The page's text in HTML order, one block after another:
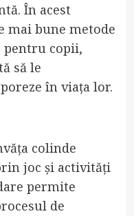
În acest
mai bune metode
pentru copii,
să le
în viața lor.
colinde
joc și activități
permite
de